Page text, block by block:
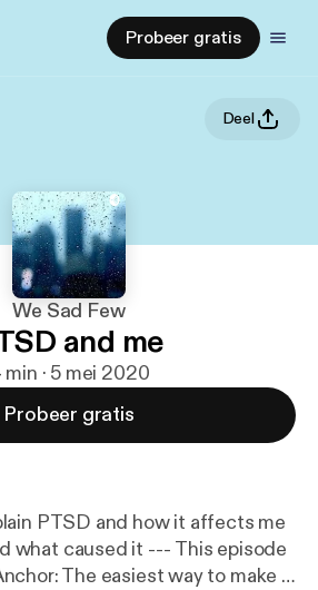
Probeer gratis
Deel
We Sad Few
and me
min · 5 mei 2020
Probeer gratis
PTSD and how it affects me
it --- This episode